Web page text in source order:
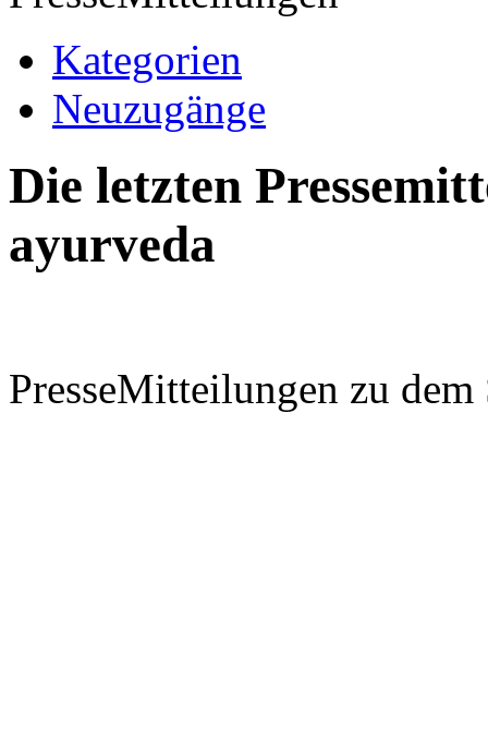
Kategorien
Neuzugänge
Die letzten
ayurveda
PresseMitteilungen zu